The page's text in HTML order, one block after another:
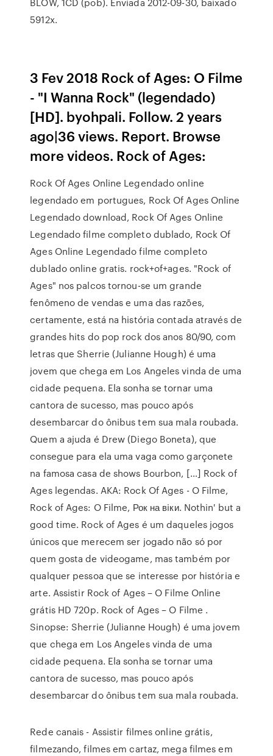
5912x.
3 Fev 2018 Rock of Ages: O Filme
- "I Wanna Rock" (legendado)
[HD]. byohpali. Follow. 2 years
ago|36 views. Report. Browse
more videos. Rock of Ages:
Rock Of Ages Online Legendado online
legendado em portugues, Rock Of Ages Online
Legendado download, Rock Of Ages Online
Legendado filme completo dublado, Rock Of
Ages Online Legendado filme completo
dublado online gratis. rock+of+ages. "Rock of
Ages" nos palcos tornou-se um grande
fenômeno de vendas e uma das razões,
certamente, está na história contada através de
grandes hits do pop rock dos anos 80/90, com
letras que Sherrie (Julianne Hough) é uma
jovem que chega em Los Angeles vinda de uma
cidade pequena. Ela sonha se tornar uma
cantora de sucesso, mas pouco após
desembarcar do ônibus tem sua mala roubada.
Quem a ajuda é Drew (Diego Boneta), que
consegue para ela uma vaga como garçonete
na famosa casa de shows Bourbon, […] Rock of
Ages legendas. AKA: Rock Of Ages - O Filme,
Rock of Ages: O Filme, Рок на вiки. Nothin' but a
good time. Rock of Ages é um daqueles jogos
únicos que merecem ser jogado não só por
quem gosta de videogame, mas também por
qualquer pessoa que se interesse por história e
arte. Assistir Rock of Ages – O Filme Online
grátis HD 720p. Rock of Ages – O Filme .
Sinopse: Sherrie (Julianne Hough) é uma jovem
que chega em Los Angeles vinda de uma
cidade pequena. Ela sonha se tornar uma
cantora de sucesso, mas pouco após
desembarcar do ônibus tem sua mala roubada.
Rede canais - Assistir filmes online grátis,
filmezando, filmes em cartaz, mega filmes em